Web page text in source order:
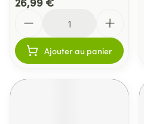
Ajouter au panier